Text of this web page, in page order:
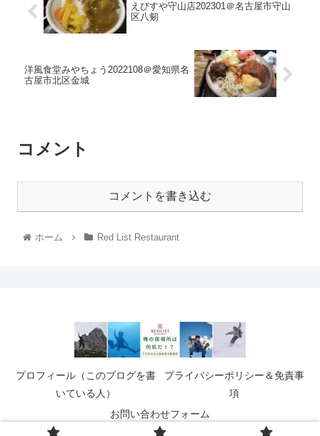
えびすや守山店202301＠名古屋市守山
区八剱
洋風食堂みやちょう2022108＠愛知県名
古屋市北区金城
コメント
コメントを書き込む
ホーム Red List Restaurant
プロフィール（このブログを書
いている人）
プライバシーポリシー＆免責事
項
お問い合わせフォーム